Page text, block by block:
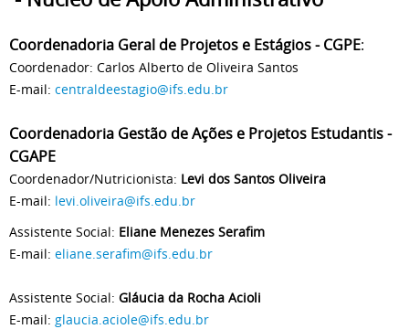
Coordenadoria Geral de Projetos e Estágios - CGPE:
Coordenador: Carlos Alberto de Oliveira Santos
E-mail: centraldeestagio@ifs.edu.br
Coordenadoria Gestão de Ações e Projetos Estudantis -
CGAPE
Coordenador/Nutricionista: Levi dos Santos Oliveira
E-mail: levi.oliveira@ifs.edu.br
Assistente Social: Eliane Menezes Serafim
E-mail: eliane.serafim@ifs.edu.br
Assistente Social: Gláucia da Rocha Acioli
E-mail: glaucia.aciole@ifs.edu.br